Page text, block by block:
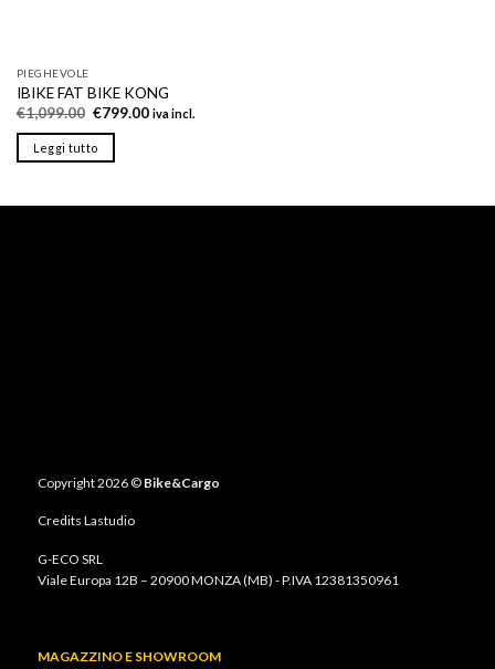
PIEGHEVOLE
IBIKE FAT BIKE KONG
€1,099.00 Il
originale
era:
€799.00Iliva incl.
Leggi tutto
Copyright 2026 © Bike&Cargo
Credits Lastudio
G-ECO SRL
Viale Europa 12B – 20900 MONZA (MB) - P.IVA 12381350961
MAGAZZINO E SHOWROOM